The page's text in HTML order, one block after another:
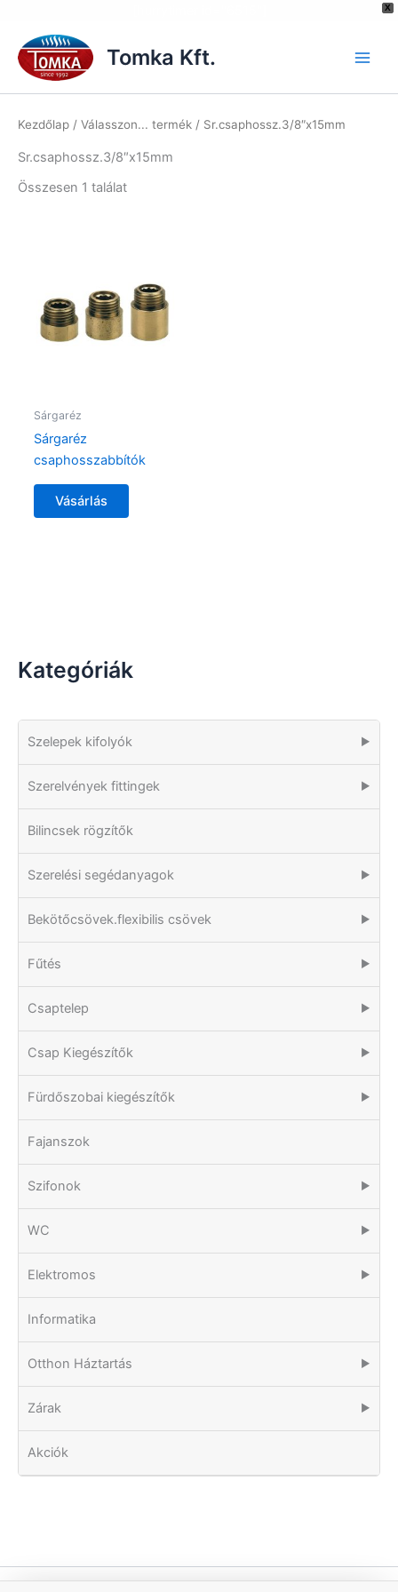
X
content
Tomka Kft.
Kategóriák
Szelepek kifolyók ▶
Szerelvények fittingek ▶
Bilincsek rögzítők
Szerelési segédanyagok ▶
Bekötőcsövek.flexibilis csövek ▶
Fűtés ▶
Csaptelep ▶
Csap Kiegészítők ▶
Fürdőszobai kiegészítők ▶
Fajanszok
Szifonok ▶
WC ▶
Elektromos ▶
Informatika
Otthon Háztartás ▶
Zárak ▶
Akciók
Kezdőlap / Válasszon... termék / Sr.csaphossz.3/8″x15mm
Sr.csaphossz.3/8″x15mm
Összesen 1 találat
Sárgaréz
Sárgaréz
csaphosszabbítók
Vásárlás